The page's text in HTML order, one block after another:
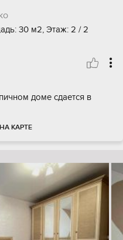
30 м2, Этаж: 2 / 2
доме сдается в
КАРТЕ